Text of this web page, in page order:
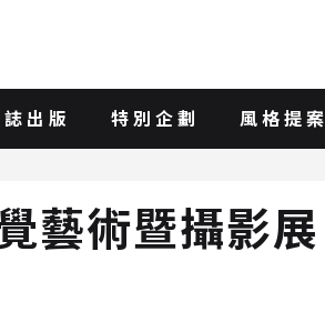
出版 特別企劃 風格提案
藝術暨攝影展